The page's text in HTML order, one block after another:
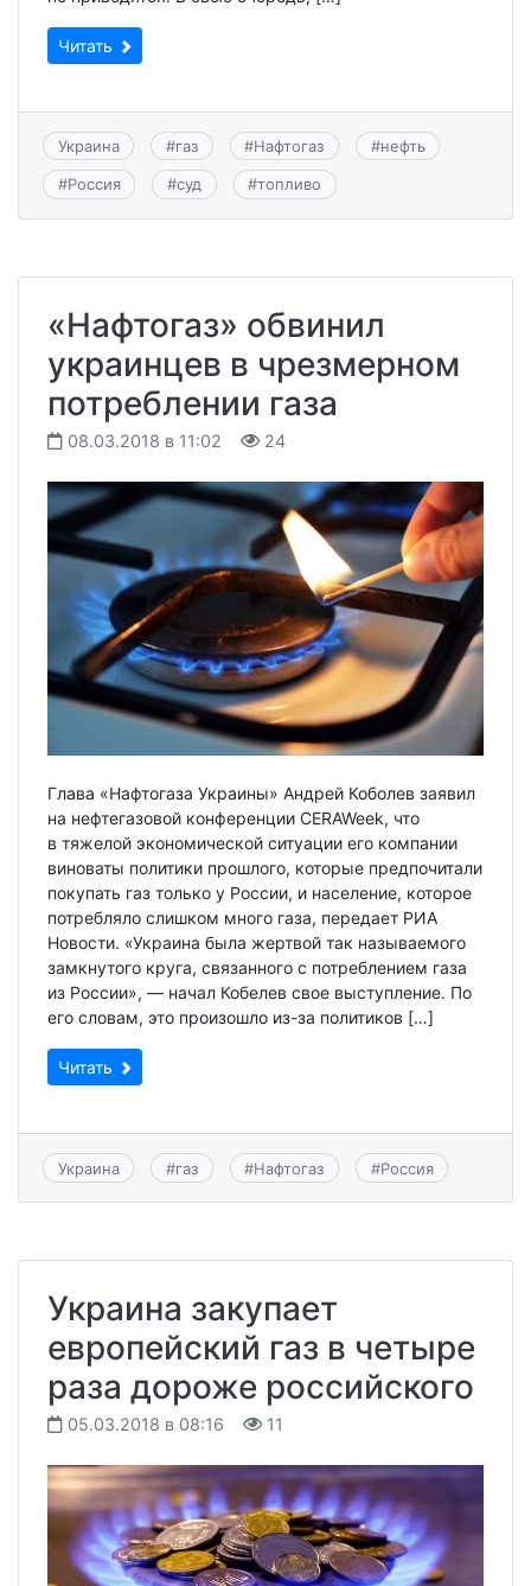
Читать
Украина #газ #Нафтогаз #нефть
#Россия #суд #топливо
«Нафтогаз» обвинил
украинцев в чрезмерном
потреблении газа
08.03.2018 в 11:02 24
Глава «Нафтогаза Украины» Андрей Коболев заявил
на нефтегазовой конференции CERAWeek, что
в тяжелой экономической ситуации его компании
виноваты политики прошлого, которые предпочитали
покупать газ только у России, и население, которое
потребляло слишком много газа, передает РИА
Новости. «Украина была жертвой так называемого
замкнутого круга, связанного с потреблением газа
из России», — начал Кобелев свое выступление. По
его словам, это произошло из-за политиков […]
Читать
Украина #газ #Нафтогаз #Россия
Украина закупает
европейский газ в четыре
раза дороже российского
05.03.2018 в 08:16 11